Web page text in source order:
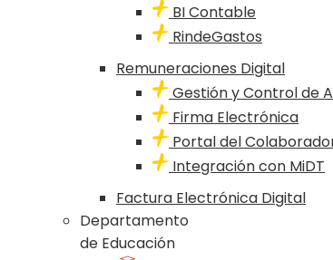
BI Contable
RindeGastos
Remuneraciones Digital
Gestión y Control de
Firma Electrónica
Portal del
Integración con MiDT
Factura Electrónica Digital
Departamento
de Educación